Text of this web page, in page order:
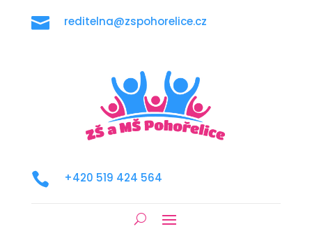
 reditelna@zspohorelice.cz
 +420 519 424 564